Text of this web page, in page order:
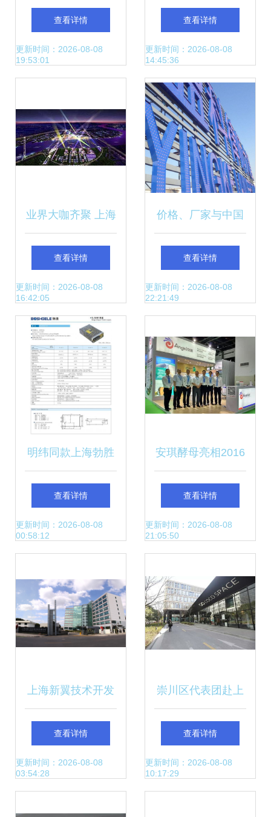
术开发区 注册公司
在漕河泾开发区的
查看详情
更新时间：2026-08-08
19:53:01
值深析 上海技术开
发的创新引擎
查看详情
更新时间：2026-08-08
14:45:36
业界大咖齐聚 上海
LED照明产业技术
开发引领新方向
查看详情
更新时间：2026-08-08
16:42:05
价格、厂家与中国
供应商 上海技术开
发的竞争优势
查看详情
更新时间：2026-08-08
22:21:49
明纬同款上海勃胜
开关电源S-50W系
列优势与应用分析
查看详情
更新时间：2026-08-08
00:58:12
安琪酵母亮相2016
上海国际生物发酵
技术展，以创新驱
查看详情
更新时间：2026-08-08
21:05:50
上海新翼技术开发
有限公司 以创新驱
动，铸就未来数码
查看详情
更新时间：2026-08-08
03:54:28
崇川区代表团赴上
海开展项目招商与
科技成果转化精准
查看详情
更新时间：2026-08-08
10:17:29